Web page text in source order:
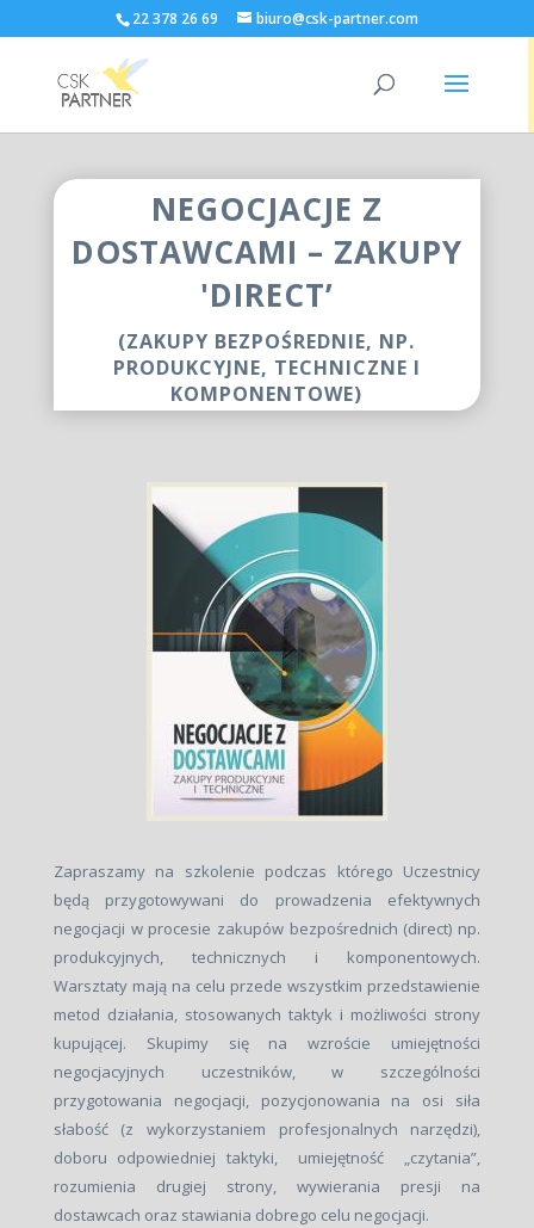
22 378 26 69 biuro@csk-partner.com
NEGOCJACJE Z
DOSTAWCAMI – ZAKUPY
'DIRECT’
(ZAKUPY BEZPOŚREDNIE, NP.
PRODUKCYJNE, TECHNICZNE I
KOMPONENTOWE)
Zapraszamy na szkolenie podczas którego Uczestnicy
będą przygotowywani do prowadzenia efektywnych
negocjacji w procesie zakupów bezpośrednich (direct) np.
produkcyjnych, technicznych i komponentowych.
Warsztaty mają na celu przede wszystkim przedstawienie
metod działania, stosowanych taktyk i możliwości strony
kupującej. Skupimy się na wzroście umiejętności
negocjacyjnych uczestników, w szczególności
przygotowania negocjacji, pozycjonowania na osi siła
słabość (z wykorzystaniem profesjonalnych narzędzi),
doboru odpowiedniej taktyki, umiejętność „czytania”,
rozumienia drugiej strony, wywierania presji na
dostawcach oraz stawiania dobrego celu negocjacji.